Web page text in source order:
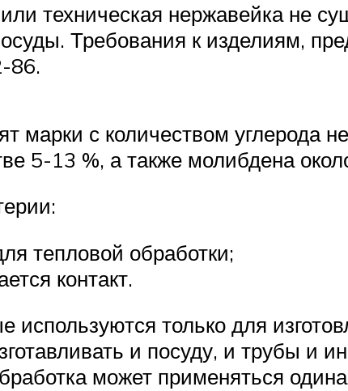
техническая нержавейка не
Требования к изделиям,
86.
марки с количеством углерода
5-13 %, а также молибдена
тепловой обработки;
контакт.
используются только для
и посуду, и трубы и
может применяться